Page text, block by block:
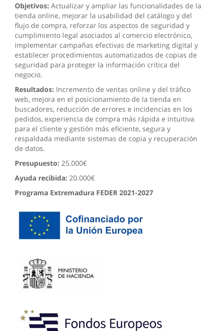
Objetivos: Actualizar y ampliar las funcionalidades de la
tienda online, mejorar la usabilidad del catálogo y del
flujo de compra, reforzar los aspectos de seguridad y
cumplimiento legal asociados al comercio electrónico,
implementar campañas efectivas de marketing digital y
establecer procedimientos automatizados de copias de
seguridad para proteger la información crítica del
negocio.
Resultados: Incremento de ventas online y del tráfico
web, mejora en el posicionamiento de la tienda en
buscadores, reducción de errores e incidencias en los
pedidos, experiencia de compra más rápida e intuitiva
para el cliente y gestión más eficiente, segura y
respaldada mediante sistemas de copia y recuperación
de datos.
Presupuesto: 25.000€
Ayuda recibida: 20.000€
Programa Extremadura FEDER 2021-2027